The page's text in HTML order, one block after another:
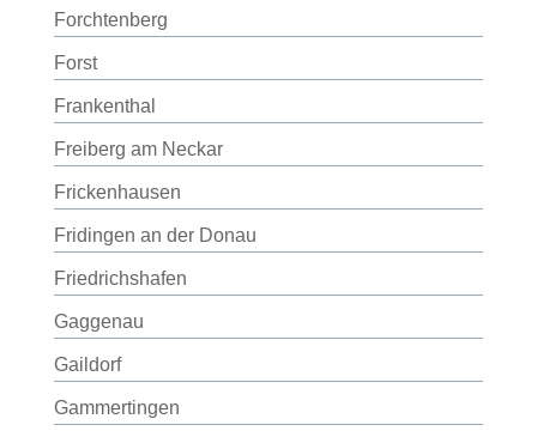
Forchtenberg
Forst
Frankenthal
Freiberg am Neckar
Frickenhausen
Fridingen an der Donau
Friedrichshafen
Gaggenau
Gaildorf
Gammertingen